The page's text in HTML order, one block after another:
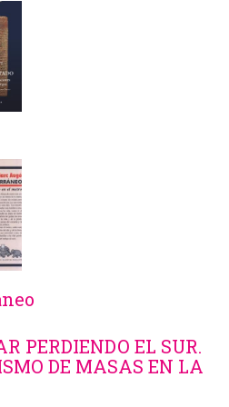
PERDIENDO EL SUR.
DE MASAS EN LA